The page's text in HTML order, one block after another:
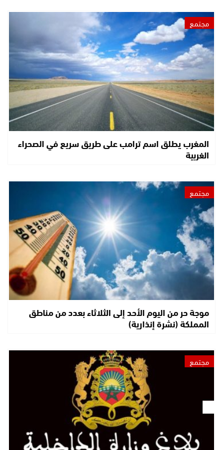
مجتمع
المغرب يطلق اسم ترامب على طريق سريع في الصحراء
الغربية
مجتمع
موجة حر من اليوم الأحد إلى الثلاثاء بعدد من مناطق
المملكة (نشرة إنذارية)
مجتمع